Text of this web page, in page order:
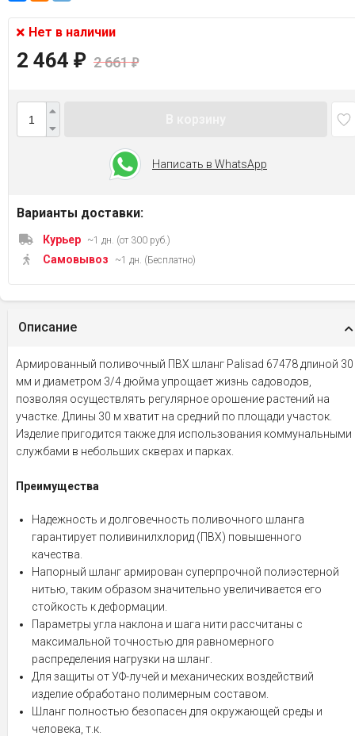
Нет в наличии
2 464 ₽ 2 661₽
Написать в WhatsApp
Варианты доставки:
Курьер ~1 дн. (от 300 руб.)
Самовывоз ~1 дн. (Бесплатно)
Описание
Армированный поливочный ПВХ шланг Palisad 67478 длиной 30
мм и диаметром 3/4 дюйма упрощает жизнь садоводов,
позволяя осуществлять регулярное орошение растений на
участке. Длины 30 м хватит на средний по площади участок.
Изделие пригодится также для использования коммунальными
службами в небольших скверах и парках.
Преимущества
Надежность и долговечность поливочного шланга
гарантирует поливинилхлорид (ПВХ) повышенного
качества.
Напорный шланг армирован суперпрочной полиэстерной
нитью, таким образом значительно увеличивается его
стойкость к деформации.
Параметры угла наклона и шага нити рассчитаны с
максимальной точностью для равномерного
распределения нагрузки на шланг.
Для защиты от УФ-лучей и механических воздействий
изделие обработано полимерным составом.
Шланг полностью безопасен для окружающей среды и
человека, т.к.